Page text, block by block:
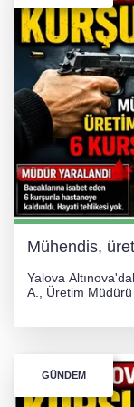
Mühendis,
Yalova
A., Üretim
GÜNDEM